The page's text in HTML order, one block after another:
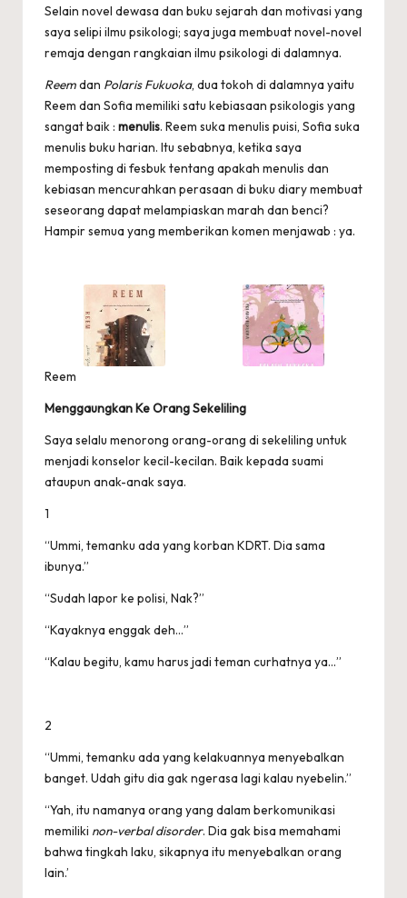
Selain novel dewasa dan buku sejarah dan motivasi yang
saya selipi ilmu psikologi; saya juga membuat novel-novel
remaja dengan rangkaian ilmu psikologi di dalamnya.
Reemdan Polaris Fukuoka, dua tokoh di dalamnya yaitu
Reem dan Sofia memiliki satu kebiasaan psikologis yang
sangat baik : menulis. Reem suka menulis puisi, Sofia suka
menulis buku harian. Itu sebabnya, ketika saya
memposting di fesbuk tentang apakah menulis dan
kebiasan mencurahkan perasaan di buku diary membuat
seseorang dapat melampiaskan marah dan benci?
Hampir semua yang memberikan komen menjawab : ya.
Reem
Menggaungkan Ke Orang Sekeliling
Saya selalu menorong orang-orang di sekeliling untuk
menjadi konselor kecil-kecilan. Baik kepada suami
ataupun anak-anak saya.
1
“Ummi, temanku ada yang korban KDRT. Dia sama
ibunya.”
“Sudah lapor ke polisi, Nak?”
“Kayaknya enggak deh…”
“Kalau begitu, kamu harus jadi teman curhatnya ya…”
2
“Ummi, temanku ada yang kelakuannya menyebalkan
banget. Udah gitu dia gak ngerasa lagi kalau nyebelin.”
“Yah, itu namanya orang yang dalam berkomunikasi
memiliki non-verbal disorder. Dia gak bisa memahami
bahwa tingkah laku, sikapnya itu menyebalkan orang
lain.’